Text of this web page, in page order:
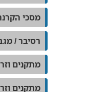
מסכי
רסיבר /
מתקנים
מתקנים